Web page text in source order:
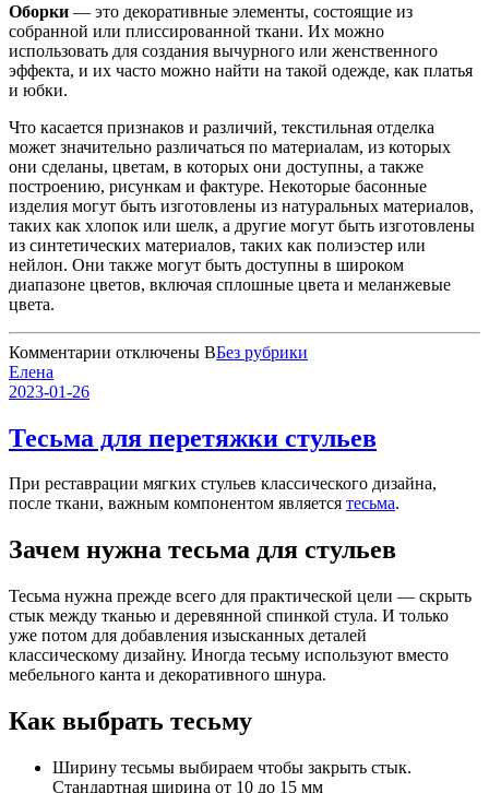
Оборки — это декоративные элементы, состоящие из
собранной или плиссированной ткани. Их можно
использовать для создания вычурного или женственного
эффекта, и их часто можно найти на такой одежде, как платья
и юбки.
Что касается признаков и различий, текстильная отделка
может значительно различаться по материалам, из которых
они сделаны, цветам, в которых они доступны, а также
построению, рисункам и фактуре. Некоторые басонные
изделия могут быть изготовлены из натуральных материалов,
таких как хлопок или шелк, а другие могут быть изготовлены
из синтетических материалов, таких как полиэстер или
нейлон. Они также могут быть доступны в широком
диапазоне цветов, включая сплошные цвета и меланжевые
цвета.
Комментарии к
изделий
отключены ВБез рубрики
Елена
2023-01-26
Тесьма для перетяжки стульев
При реставрации мягких стульев классического дизайна,
после ткани, важным компонентом является тесьма.
Зачем нужна тесьма для стульев
Тесьма нужна прежде всего для практической цели — скрыть
стык между тканью и деревянной спинкой стула. И только
уже потом для добавления изысканных деталей
классическому дизайну. Иногда тесьму используют вместо
мебельного канта и декоративного шнура.
Как выбрать тесьму
Ширину тесьмы выбираем чтобы закрыть стык.
Стандартная ширина от 10 до 15 мм